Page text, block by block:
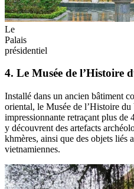
Le
Palais
présidentiel
4. Le Musée de l’Histoire
Installé dans un ancien bâtiment
oriental, le Musée de l’Histoire
impressionnante retraçant plus de
y découvrent des artefacts
khmères, ainsi que des objets liés
vietnamiennes.